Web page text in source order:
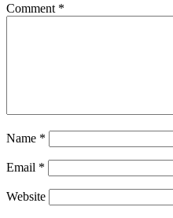
Comment *
Name *
Email *
Website